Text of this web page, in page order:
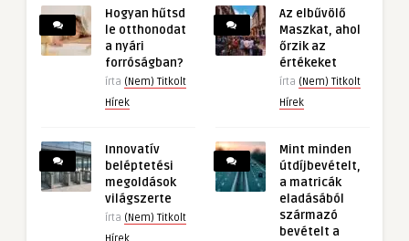
Hogyan hűtsd
le otthonodat
a nyári
forróságban?
írta (Nem) Titkolt
Hírek
Innovatív
beléptetési
megoldások
világszerte
írta (Nem) Titkolt
Az elbűvölő
Maszkat, ahol
őrzik az
értékeket
írta (Nem) Titkolt
Hírek
Mint minden
útdíjbevételt,
a matricák
eladásából
származó
bevételt a